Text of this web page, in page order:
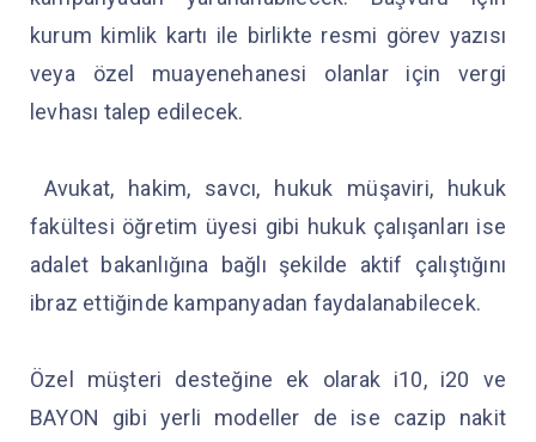
kurum kimlik kartı ile birlikte resmi görev yazısı
veya özel muayenehanesi olanlar için vergi
levhası talep edilecek.
Avukat, hakim, savcı, hukuk müşaviri, hukuk
fakültesi öğretim üyesi gibi hukuk çalışanları ise
adalet bakanlığına bağlı şekilde aktif çalıştığını
ibraz ettiğinde kampanyadan faydalanabilecek.
Özel müşteri desteğine ek olarak i10, i20 ve
BAYON gibi yerli modeller de ise cazip nakit